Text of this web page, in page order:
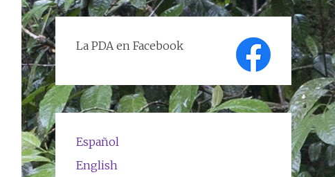
La PDA en Facebook
Español
English